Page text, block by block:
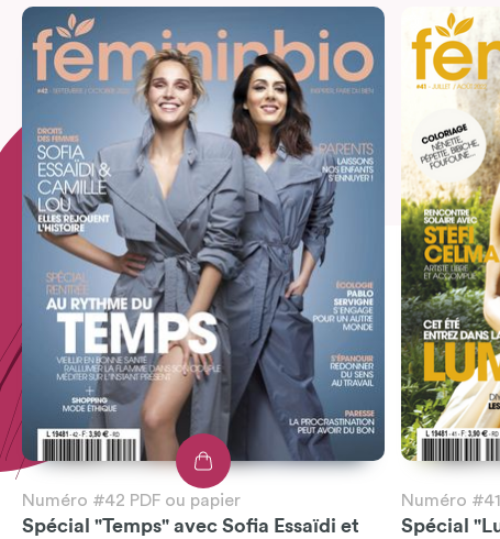
Numéro #42 PDF ou papier
Spécial "Temps" avec Sofia Essaïdi et
Numéro
Spécial